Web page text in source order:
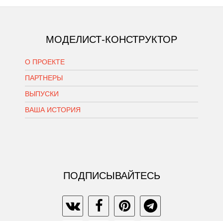
МОДЕЛИСТ-КОНСТРУКТОР
О ПРОЕКТЕ
ПАРТНЕРЫ
ВЫПУСКИ
ВАША ИСТОРИЯ
ПОДПИСЫВАЙТЕСЬ